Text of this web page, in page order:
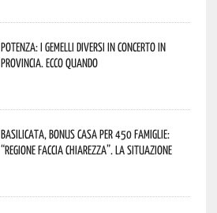
Potenza: i Gemelli DiVersi in concerto in
provincia. Ecco quando
Basilicata, Bonus casa per 450 famiglie:
“Regione faccia chiarezza”. La situazione